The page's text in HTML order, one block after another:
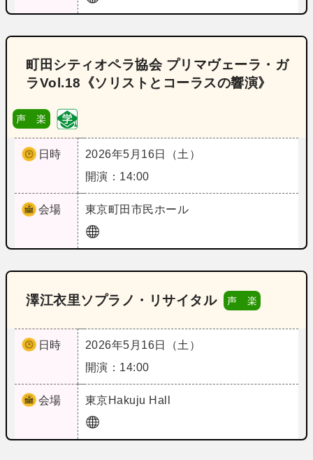
町田シティオペラ協会 プリマヴェーラ・ガ
ラVol.18《ソリストとコーラスの響演》
声 楽
日時
2026年5月16日（土）
開演：14:00
会場 東京町田市民ホール
澤江衣里ソプラノ・リサイタル 声 楽
日時
2026年5月16日（土）
開演：14:00
会場 東京Hakuju Hall